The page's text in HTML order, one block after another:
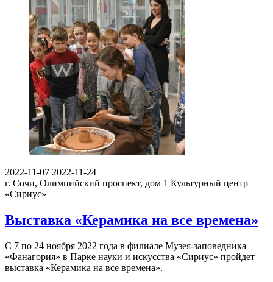
2022-11-07 2022-11-24
г. Сочи, Олимпийский проспект, дом 1 Культурный центр
«Сириус»
Выставка «Керамика на все времена»
С 7 по 24 ноября 2022 года в филиале Музея-заповедника
«Фанагория» в Парке науки и искусства «Сириус» пройдет
выставка «Керамика на все времена».